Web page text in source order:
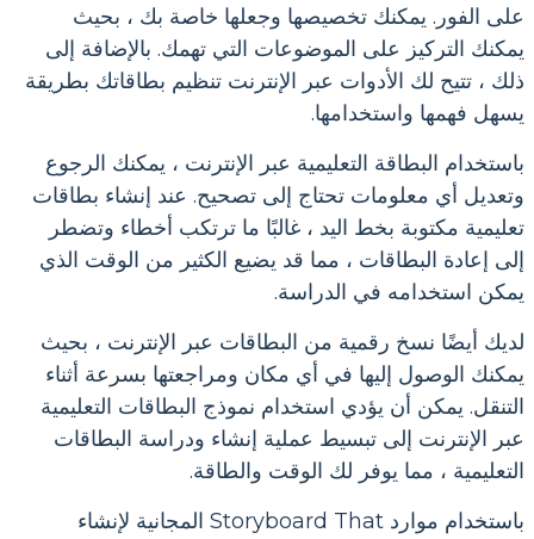
على الفور. يمكنك تخصيصها وجعلها خاصة بك ، بحيث
يمكنك التركيز على الموضوعات التي تهمك. بالإضافة إلى
ذلك ، تتيح لك الأدوات عبر الإنترنت تنظيم بطاقاتك بطريقة
يسهل فهمها واستخدامها.
باستخدام البطاقة التعليمية عبر الإنترنت ، يمكنك الرجوع
وتعديل أي معلومات تحتاج إلى تصحيح. عند إنشاء بطاقات
تعليمية مكتوبة بخط اليد ، غالبًا ما ترتكب أخطاء وتضطر
إلى إعادة البطاقات ، مما قد يضيع الكثير من الوقت الذي
يمكن استخدامه في الدراسة.
لديك أيضًا نسخ رقمية من البطاقات عبر الإنترنت ، بحيث
يمكنك الوصول إليها في أي مكان ومراجعتها بسرعة أثناء
التنقل. يمكن أن يؤدي استخدام نموذج البطاقات التعليمية
عبر الإنترنت إلى تبسيط عملية إنشاء ودراسة البطاقات
التعليمية ، مما يوفر لك الوقت والطاقة.
باستخدام موارد Storyboard That المجانية لإنشاء